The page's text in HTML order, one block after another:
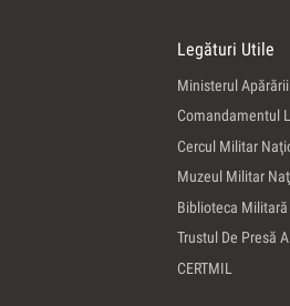
Legături Utile
Ministerul
Comandamentul
Cercul Militar
Muzeul Militar
Biblioteca
Trustul De Presă
CERTMIL